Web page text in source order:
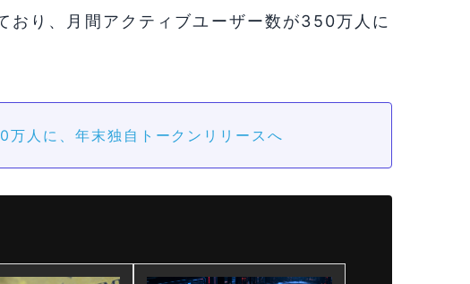
おり、月間アクティブユーザー数が350万人に
人に、年末独自トークンリリースへ